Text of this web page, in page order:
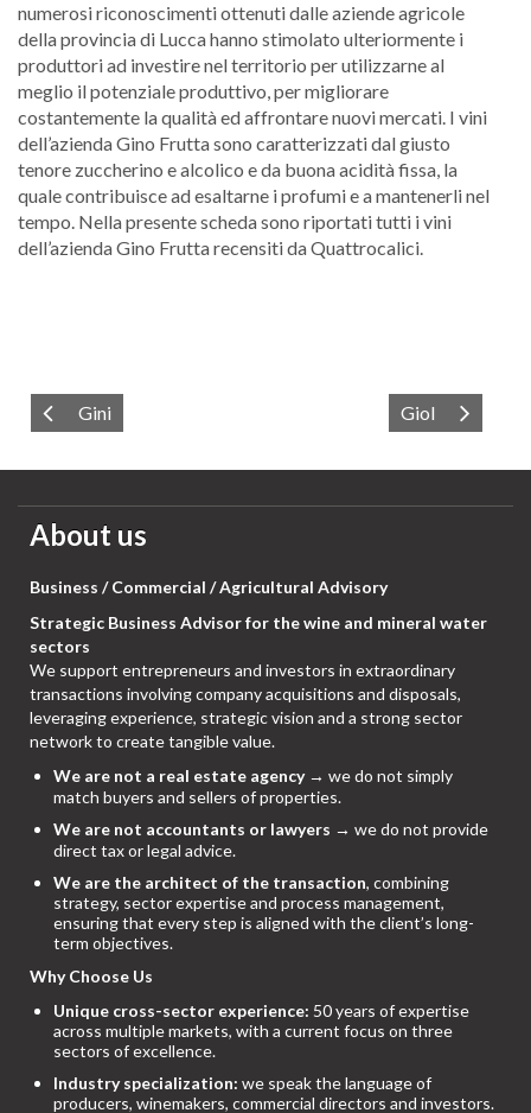
numerosi riconoscimenti ottenuti dalle aziende agricole
della provincia di Lucca hanno stimolato ulteriormente i
produttori ad investire nel territorio per utilizzarne al
meglio il potenziale produttivo, per migliorare
costantemente la qualità ed affrontare nuovi mercati. I vini
dell’azienda Gino Frutta sono caratterizzati dal giusto
tenore zuccherino e alcolico e da buona acidità fissa, la
quale contribuisce ad esaltarne i profumi e a mantenerli nel
tempo. Nella presente scheda sono riportati tutti i vini
dell’azienda Gino Frutta recensiti da Quattrocalici.
Gini Giol
About us
Business / Commercial / Agricultural Advisory
Strategic Business Advisor for the wine and mineral water
sectors
We support entrepreneurs and investors in extraordinary
transactions involving company acquisitions and disposals,
leveraging experience, strategic vision and a strong sector
network to create tangible value.
We are not a real estate agency→ we do not simply
match buyers and sellers of properties.
We are not accountants or lawyers → we do not provide
direct tax or legal advice.
We are the architect of the transaction, combining
strategy, sector expertise and process management,
ensuring that every step is aligned with the client’s long-
term objectives.
Why Choose Us
Unique cross-sector experience: 50 years of expertise
across multiple markets, with a current focus on three
sectors of excellence.
Industry specialization: we speak the language of
producers, winemakers, commercial directors and investors.